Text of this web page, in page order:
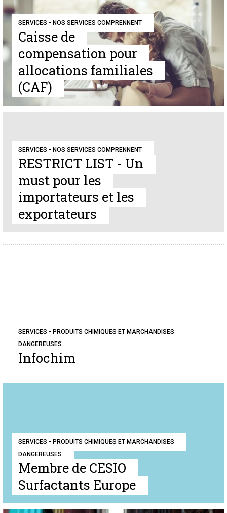
SERVICES - NOS SERVICES COMPRENNENT
Caisse de
compensation pour
allocations familiales
(CAF)
SERVICES - NOS SERVICES COMPRENNENT
RESTRICT LIST - Un
must pour les
importateurs et les
exportateurs
SERVICES - PRODUITS CHIMIQUES ET MARCHANDISES
DANGEREUSES
Infochim
SERVICES - PRODUITS CHIMIQUES ET MARCHANDISES
DANGEREUSES
Membre de CESIO
Surfactants Europe